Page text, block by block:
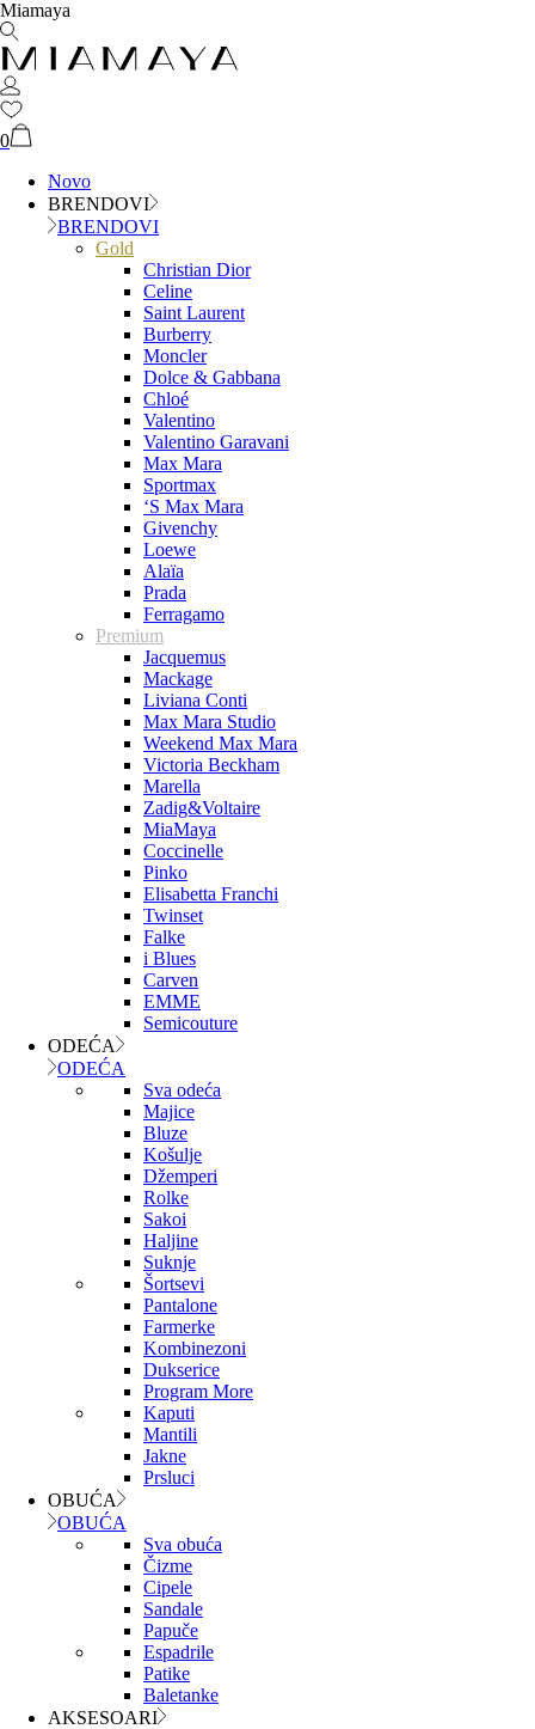
Miamaya
0
Novo
BRENDOVI
BRENDOVI
Gold
Christian Dior
Celine
Saint Laurent
Burberry
Moncler
Dolce & Gabbana
Chloé
Valentino
Valentino Garavani
Max Mara
Sportmax
‘S Max Mara
Givenchy
Loewe
Alaïa
Prada
Ferragamo
Premium
Jacquemus
Mackage
Liviana Conti
Max Mara Studio
Weekend Max Mara
Victoria Beckham
Marella
Zadig&Voltaire
MiaMaya
Coccinelle
Pinko
Elisabetta Franchi
Twinset
Falke
i Blues
Carven
EMME
Semicouture
ODEĆA
ODEĆA
Sva odeća
Majice
Bluze
Košulje
Džemperi
Rolke
Sakoi
Haljine
Suknje
Šortsevi
Pantalone
Farmerke
Kombinezoni
Dukserice
Program More
Kaputi
Mantili
Jakne
Prsluci
OBUĆA
OBUĆA
Sva obuća
Čizme
Cipele
Sandale
Papuče
Espadrile
Patike
Baletanke
AKSESOARI